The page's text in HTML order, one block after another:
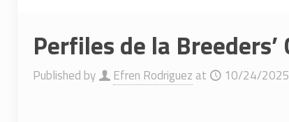
Perfiles de la Breeders’
Published by Efren Rodriguez at 10/24/2025